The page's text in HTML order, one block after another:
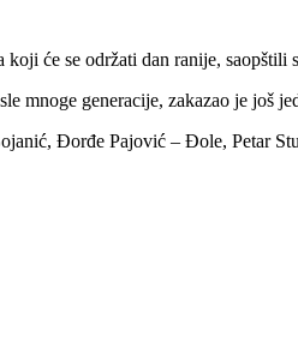
će se održati dan ranije, saopštili
mnoge generacije, zakazao je još
Đorđe Pajović – Đole, Petar